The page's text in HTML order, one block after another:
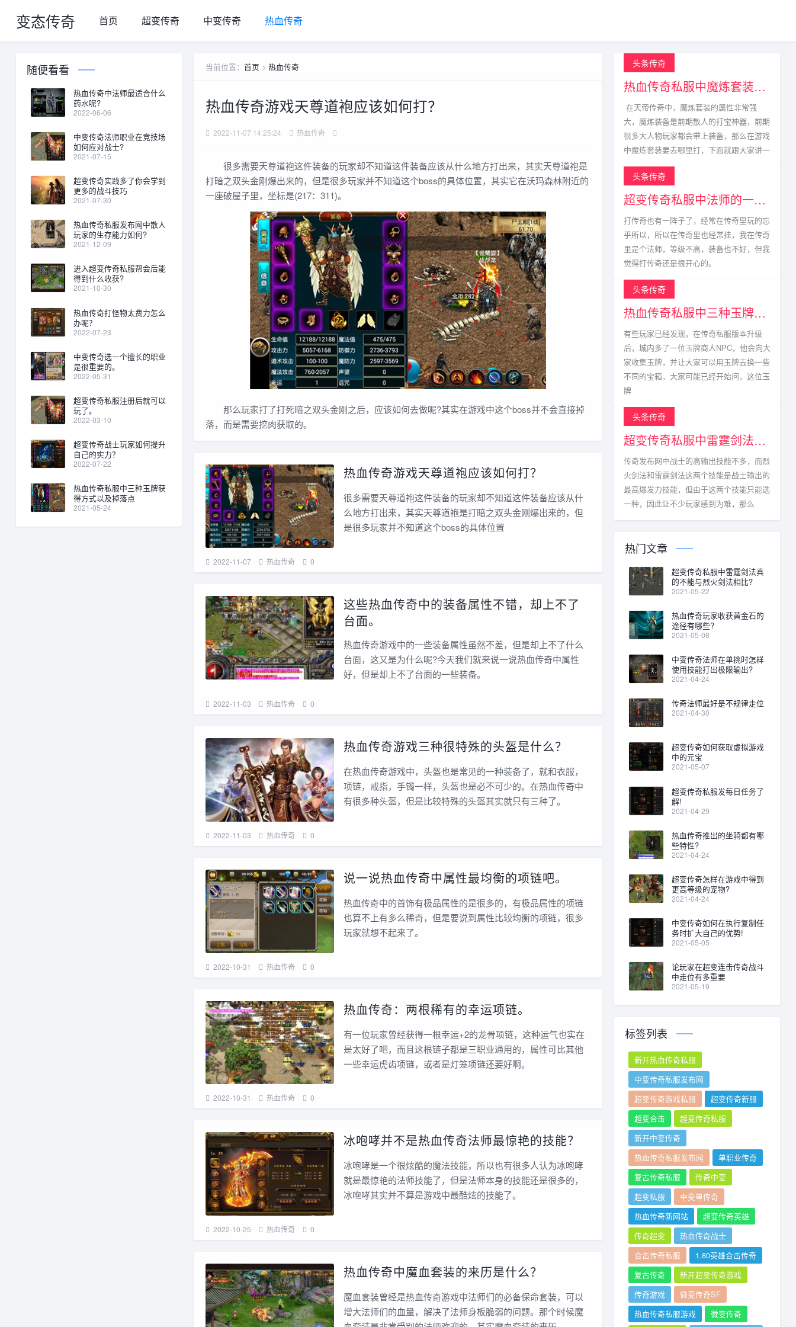
变态传奇 首页 超变传奇 中变传奇 热血传奇
当前位置： 首页 > 热血传奇
热血传奇游戏天尊道袍应该如何打？
2022-11-07 14:25:24 热血传奇
很多需要天尊道袍这件装备的玩家却不知道这件装备应该从什么地方打出来，其实天尊道袍是
打暗之双头金刚爆出来的，但是很多玩家并不知道这个boss的具体位置，其实它在沃玛森林附近的
一座破屋子里，坐标是(217：311)。
那么玩家打了打死暗之双头金刚之后，应该如何去做呢?其实在游戏中这个boss并不会直接掉
落，而是需要挖肉获取的。
热血传奇游戏天尊道袍应该如何打？
很多需要天尊道袍这件装备的玩家却不知道这件装备应该从什
么地方打出来，其实天尊道袍是打暗之双头金刚爆出来的，但
是很多玩家并不知道这个boss的具体位置
2022-11-07 热血传奇 0
这些热血传奇中的装备属性不错，却上不了
台面。
热血传奇游戏中的一些装备属性虽然不差，但是却上不了什么
台面，这又是为什么呢?今天我们就来说一说热血传奇中属性
好，但是却上不了台面的一些装备。
2022-11-03 热血传奇 0
热血传奇游戏三种很特殊的头盔是什么？
在热血传奇游戏中，头盔也是常见的一种装备了，就和衣服，
项链，戒指，手镯一样，头盔也是必不可少的。在热血传奇中
有很多种头盔，但是比较特殊的头盔其实就只有三种了。
2022-11-03 热血传奇 0
说一说热血传奇中属性最均衡的项链吧。
热血传奇中的首饰有极品属性的是很多的，有极品属性的项链
也算不上有多么稀奇，但是要说到属性比较均衡的项链，很多
玩家就想不起来了。
2022-10-31 热血传奇 0
热血传奇：两根稀有的幸运项链。
有一位玩家曾经获得一根幸运+2的龙骨项链，这种运气也实在
是太好了吧，而且这根链子都是三职业通用的，属性可比其他
一些幸运虎齿项链，或者是灯笼项链还要好啊。
2022-10-31 热血传奇 0
冰咆哮并不是热血传奇法师最惊艳的技能？
冰咆哮是一个很炫酷的魔法技能，所以也有很多人认为冰咆哮
就是最惊艳的法师技能了，但是法师本身的技能还是很多的，
冰咆哮其实并不算是游戏中最酷炫的技能了。
2022-10-25 热血传奇 0
热血传奇中魔血套装的来历是什么？
魔血套装曾经是热血传奇游戏中法师们的必备保命套装，可以
增大法师们的血量，解决了法师身板脆弱的问题。那个时候魔
随便看看
热血传奇中法师最适合什么
药水呢?
2022-06-06
中变传奇法师职业在竞技场
如何应对战士?
2021-07-15
超变传奇实践多了你会学到
更多的战斗技巧
2021-07-30
热血传奇私服发布网中散人
玩家的生存能力如何?
2021-12-09
进入超变传奇私服帮会后能
得到什么收获?
2021-10-30
热血传奇打怪物太费力怎么
办呢？
2022-07-23
中变传奇选一个擅长的职业
是很重要的。
2022-05-31
超变传奇私服注册后就可以
玩了。
2022-03-10
超变传奇战士玩家如何提升
自己的实力？
2022-07-22
热血传奇私服中三种玉牌获
得方式以及掉落点
2021-05-24
头条传奇
热血传奇私服中魔炼套装的获取方式
在天帝传奇中，魔炼套装的属性非常强
大，魔炼装备是前期散人的打宝神器，前期
很多大人物玩家都会带上装备，那么在游戏
中魔炼套装要去哪里打，下面就跟大家讲一
头条传奇
超变传奇私服中法师的一生宿敌
打传奇也有一阵子了，经常在传奇里玩的忘
乎所以，所以在传奇里也经常挂，我在传奇
里是个法师，等级不高，装备也不好，但我
觉得打传奇还是很开心的。
头条传奇
热血传奇私服中三种玉牌获得方式以及掉落点
有些玩家已经发现，在传奇私服版本升级
后，城内多了一位玉牌商人NPC，他会向大
家收集玉牌，并让大家可以用玉牌去换一些
不同的宝箱，大家可能已经开始问，这位玉
牌
头条传奇
超变传奇私服中雷霆剑法真的不能与烈火剑法相比?
传奇发布网中战士的高输出技能不多，而烈
火剑法和雷霆剑法这两个技能是战士输出的
最高爆发力技能，但由于这两个技能只能选
一种，因此让不少玩家感到为难，那么
热门文章
超变传奇私服中雷霆剑法真
的不能与烈火剑法相比?
2021-05-22
热血传奇玩家收获黄金石的
途径有哪些?
2021-05-08
中变传奇法师在单挑时怎样
使用技能打出极限输出?
2021-04-24
传奇法师最好是不规律走位
2021-04-30
超变传奇如何获取虚拟游戏
中的元宝
2021-05-07
超变传奇私服发每日任务了
解!
2021-04-29
热血传奇推出的坐骑都有哪
些特性?
2021-04-24
超变传奇怎样在游戏中得到
更高等级的宠物?
2021-04-24
中变传奇如何在执行复制任
务时扩大自己的优势!
2021-05-05
论玩家在超变连击传奇战斗
中走位有多重要
2021-05-19
标签列表
新开热血传奇私服
中变传奇私服发布网
超变传奇游戏私服
超变传奇新服
超变合击
超变传奇私服
新开中变传奇
热血传奇私服发布网
单职业传奇
复古传奇私服
传奇中变
超变私服
中变单传奇
热血传奇新网站
超变传奇英雄
传奇超变
热血传奇战士
合击传奇私服
1.80英雄合击传奇
复古传奇
新开超变传奇游戏
传奇游戏
微变传奇SF
热血传奇私服游戏
微变传奇